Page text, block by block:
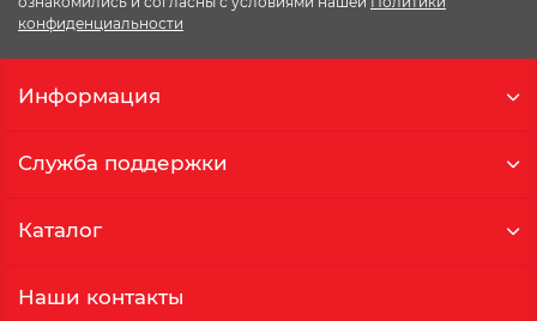
конфиденциальности
Информация
Служба поддержки
Каталог
Наши контакты